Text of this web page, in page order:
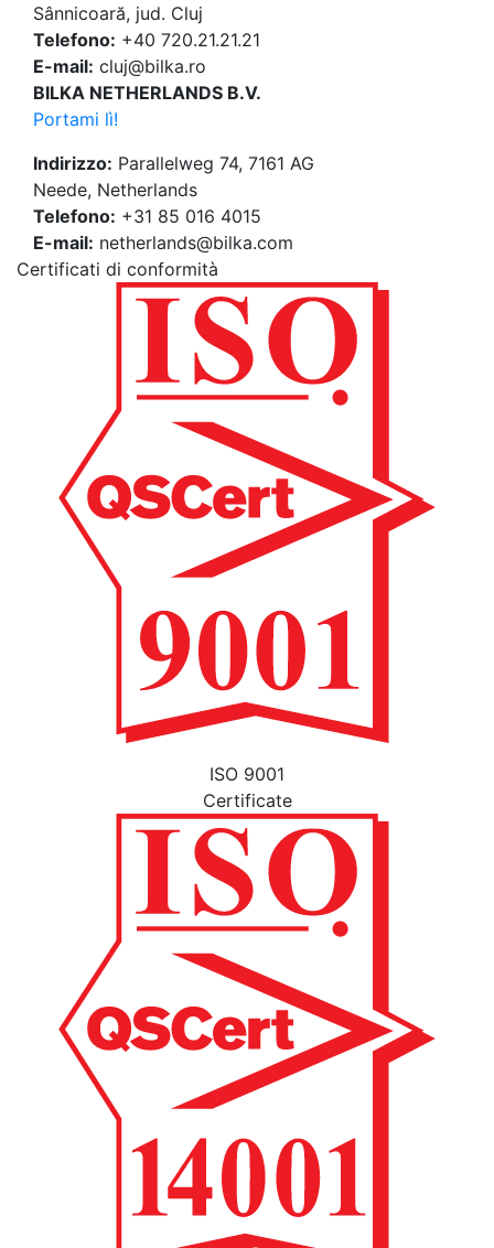
Sânnicoară, jud. Cluj
Telefono: +40 720.21.21.21
E-mail: cluj@bilka.ro
BILKA NETHERLANDS B.V.
Portami lì!
Indirizzo: Parallelweg 74, 7161 AG
Neede, Netherlands
Telefono: +31 85 016 4015
E-mail: netherlands@bilka.com
Certificati di conformità
ISO 9001
Certificate